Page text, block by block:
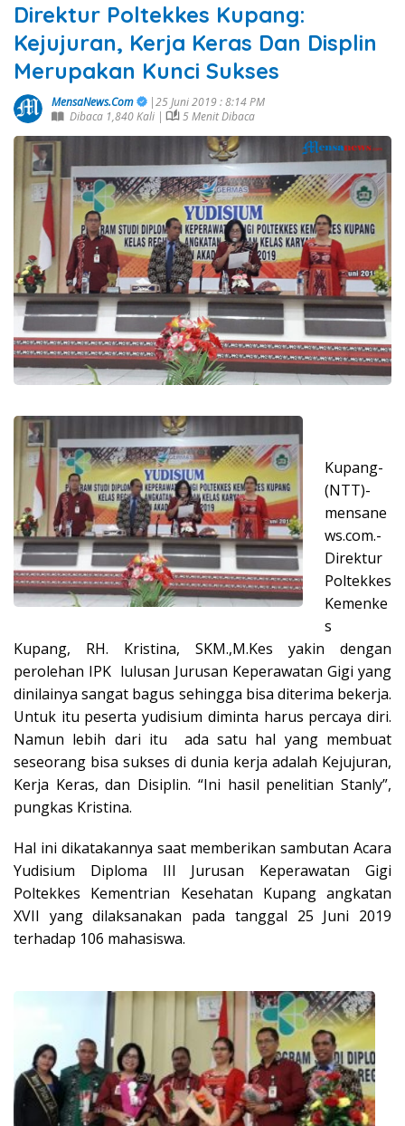
Direktur Poltekkes Kupang:
Kejujuran, Kerja Keras Dan Displin
Merupakan Kunci Sukses
MensaNews.Com
|25 Juni 2019 : 8:14 PM
Dibaca 1,840 Kali |
5 Menit Dibaca
Kupang-
(NTT)-
mensane
ws.com.-
Direktur
Poltekkes
Kemenke
s
Kupang, RH. Kristina, SKM.,M.Kes yakin dengan
perolehan IPK lulusan Jurusan Keperawatan Gigi yang
dinilainya sangat bagus sehingga bisa diterima bekerja.
Untuk itu peserta yudisium diminta harus percaya diri.
Namun lebih dari itu ada satu hal yang membuat
seseorang bisa sukses di dunia kerja adalah Kejujuran,
Kerja Keras, dan Disiplin. “Ini hasil penelitian Stanly”,
pungkas Kristina.
Hal ini dikatakannya saat memberikan sambutan Acara
Yudisium Diploma III Jurusan Keperawatan Gigi
Poltekkes Kementrian Kesehatan Kupang angkatan
XVII yang dilaksanakan pada tanggal 25 Juni 2019
terhadap 106 mahasiswa.